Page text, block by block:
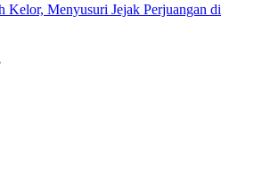
Kelor, Menyusuri Jejak Perjuangan di